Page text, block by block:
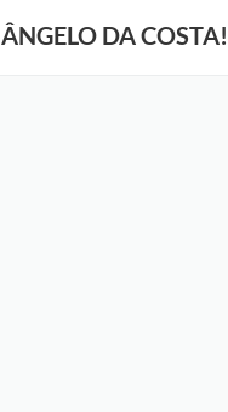
DA COSTA!